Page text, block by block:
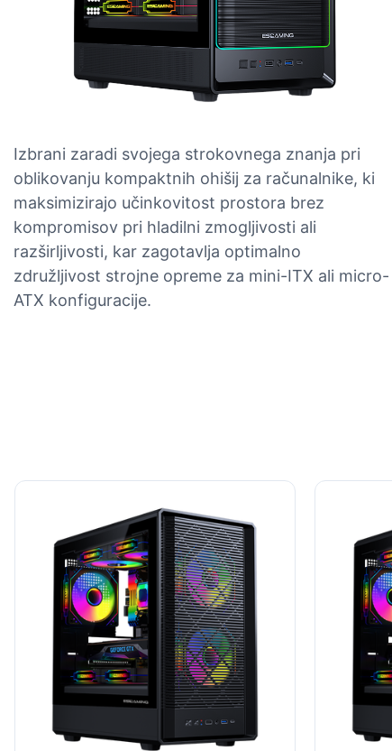
Izbrani zaradi svojega strokovnega znanja pri
oblikovanju kompaktnih ohišij za računalnike, ki
maksimizirajo učinkovitost prostora brez
kompromisov pri hladilni zmogljivosti ali
razširljivosti, kar zagotavlja optimalno
združljivost strojne opreme za mini-ITX ali micro-
ATX konfiguracije.